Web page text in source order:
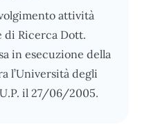
attività
di Ricerca Dott.
in esecuzione della
l’Università degli
il 27/06/2005.